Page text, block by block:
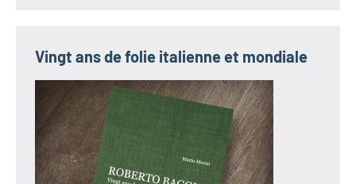
Vingt ans de folie italienne et mondiale